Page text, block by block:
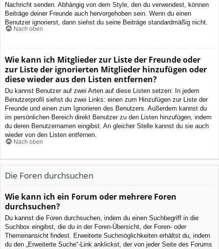
Nachricht senden. Abhängig von dem Style, den du verwendest, können
Beiträge deiner Freunde auch hervorgehoben sein. Wenn du einen
Benutzer ignorierst, dann siehst du seine Beiträge standardmäßig nicht.
Nach oben
Wie kann ich Mitglieder zur Liste der Freunde oder
zur Liste der ignorierten Mitglieder hinzufügen oder
diese wieder aus den Listen entfernen?
Du kannst Benutzer auf zwei Arten auf diese Listen setzen: In jedem
Benutzerprofil siehst du zwei Links: einen zum Hinzufügen zur Liste der
Freunde und einen zum Ignorieren des Benutzers. Außerdem kannst du
im persönlichen Bereich direkt Benutzer zu den Listen hinzufügen, indem
du deren Benutzernamen eingibst. An gleicher Stelle kannst du sie auch
wieder von den Listen entfernen.
Nach oben
Die Foren durchsuchen
Wie kann ich ein Forum oder mehrere Foren
durchsuchen?
Du kannst die Foren durchsuchen, indem du einen Suchbegriff in die
Suchbox eingibst, die du in der Foren-Übersicht, der Foren- oder
Themenansicht findest. Erweiterte Suchmöglichkeiten erhältst du, indem
du den „Erweiterte Suche“-Link anklickst, der von jeder Seite des Forums